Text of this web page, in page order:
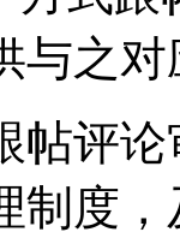
与之
帖评
制度